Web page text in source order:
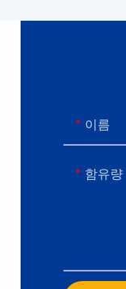
이름
함유량